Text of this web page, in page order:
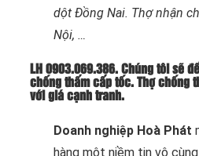
dột Đồng Nai. Thợ nhận
Nội, …
LH 0903.069.386. Chúng tôi sẽ
chống thấm cấp tốc. Thợ chống
với giá cạnh tranh.
Doanh nghiệp Hoà Phát
hàng một niềm tin vô